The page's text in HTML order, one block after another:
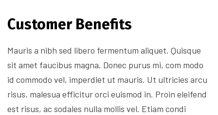
Customer Benefits​
Mauris a nibh sed libero fermentum aliquet. Quisque
sit amet faucibus magna. Donec purus mi, com modo
id commodo vel, imperdiet ut mauris. Ut ultricies arcu
risus, malesua efficitur orci euismod in. Proin eleifend
est risus, ac sodales nulla mollis vel. Etiam condi